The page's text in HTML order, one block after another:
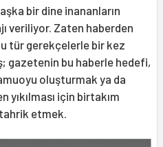
bir dine inananların
veriliyor. Zaten haberden
tür gerekçelerle bir kez
gazetenin bu haberle hedefi,
oluşturmak ya da
yıkılması için birtakım
etmek.